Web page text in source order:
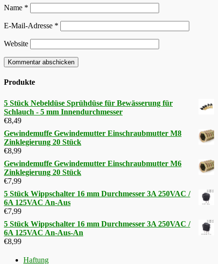
Name *
E-Mail-Adresse *
Website
Produkte
5 Stück Nebeldüse Sprühdüse für Bewässerung für
Schlauch - 5 mm Innendurchmesser
€8,49
Gewindemuffe Gewindemutter Einschraubmutter M8
Zinklegierung 20 Stück
€8,99
Gewindemuffe Gewindemutter Einschraubmutter M6
Zinklegierung 20 Stück
€7,99
5 Stück Wippschalter 16 mm Durchmesser 3A 250VAC /
6A 125VAC An-Aus
€7,99
5 Stück Wippschalter 16 mm Durchmesser 3A 250VAC /
6A 125VAC An-Aus-An
€8,99
Haftung